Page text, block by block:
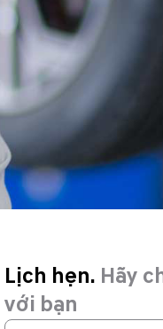
Lịch hẹn. Hãy
với bạn